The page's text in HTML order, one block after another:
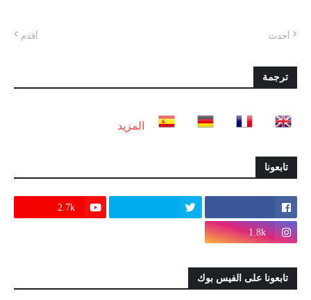
أحدث أقدم
ترجمة
المزيد
تابعونا
2.7k
1.8k
تابعونا على الفيس بوك